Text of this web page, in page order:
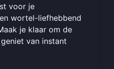
voor je
wortel-liefhebbend
je klaar om de
geniet van instant